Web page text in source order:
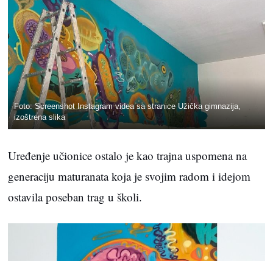
Foto: Screenshot Instagram videa sa stranice Užička gimnazija,
izoštrena slika
Uređenje učionice ostalo je kao trajna uspomena na
generaciju maturanata koja je svojim radom i idejom
ostavila poseban trag u školi.